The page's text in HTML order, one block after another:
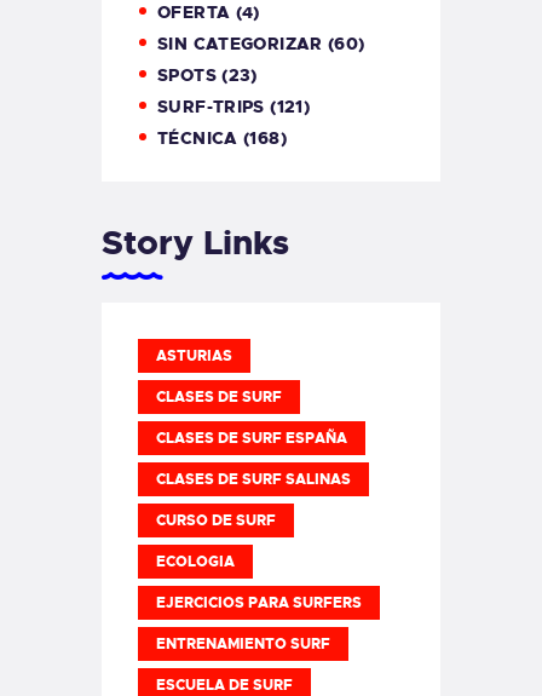
OFERTA (4)
SIN CATEGORIZAR (60)
SPOTS(23)
SURF-TRIPS (121)
TÉCNICA (168)
Story Links
ASTURIAS
CLASES DE SURF
CLASES DE SURF ESPAÑA
CLASES DE SURF SALINAS
CURSO DE SURF
ECOLOGIA
EJERCICIOS PARA SURFERS
ENTRENAMIENTO SURF
ESCUELA DE SURF